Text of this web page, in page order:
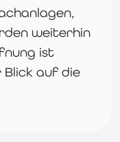
weiterhin
ist
auf die